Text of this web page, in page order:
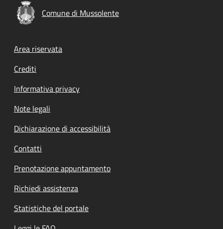
Comune di Mussolente
Footer menu
Area riservata
Crediti
Informativa privacy
Note legali
Dichiarazione di accessibilità
Contatti
Prenotazione appuntamento
Richiedi assistenza
Statistiche del portale